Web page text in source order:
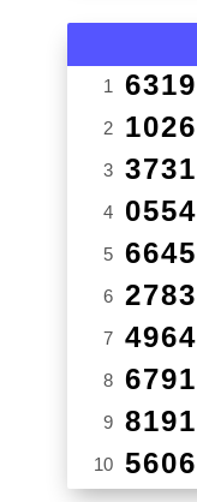
1 6319
2 1026
3 3731
4 0554
5 6645
6 2783
7 4964
8 6791
9 8191
10 5606